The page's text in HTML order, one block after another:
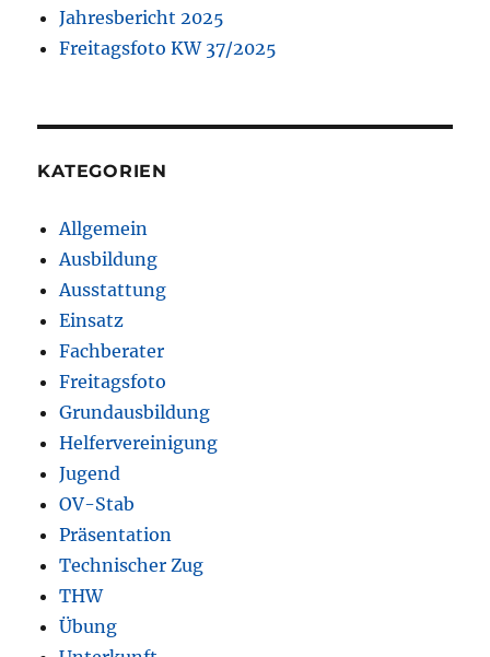
Jahresbericht 2025
Freitagsfoto KW 37/2025
KATEGORIEN
Allgemein
Ausbildung
Ausstattung
Einsatz
Fachberater
Freitagsfoto
Grundausbildung
Helfervereinigung
Jugend
OV-Stab
Präsentation
Technischer Zug
THW
Übung